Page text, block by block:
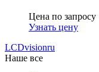
Цена по запросу
Узнать цену
LCDvisionru
Наше все